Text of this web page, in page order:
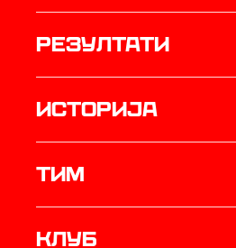
резултати
историја
ТИМ
Клуб